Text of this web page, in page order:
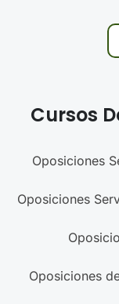
Cursos
Oposiciones
Oposiciones
Oposiciones